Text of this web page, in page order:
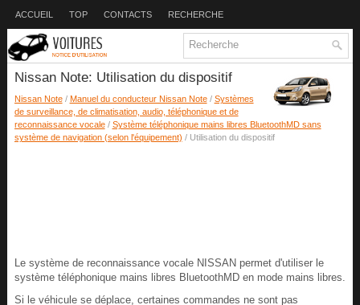
ACCUEIL TOP CONTACTS RECHERCHE
Nissan Note: Utilisation du dispositif
Nissan Note/ Manuel du conducteur Nissan Note/ Systèmes
de surveillance, de climatisation, audio, téléphonique et de
reconnaissance vocale/ Système téléphonique mains libres BluetoothMD sans
système de navigation (selon l'équipement) / Utilisation du dispositif
Le système de reconnaissance vocale NISSAN permet d'utiliser le
système téléphonique mains libres BluetoothMD en mode mains libres.
Si le véhicule se déplace, certaines commandes ne sont pas